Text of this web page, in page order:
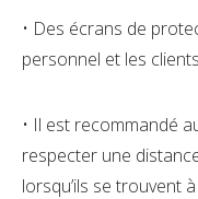
• Des écrans de
personnel et les
• Il est recommandé
respecter une
lorsqu’ils se trouvent